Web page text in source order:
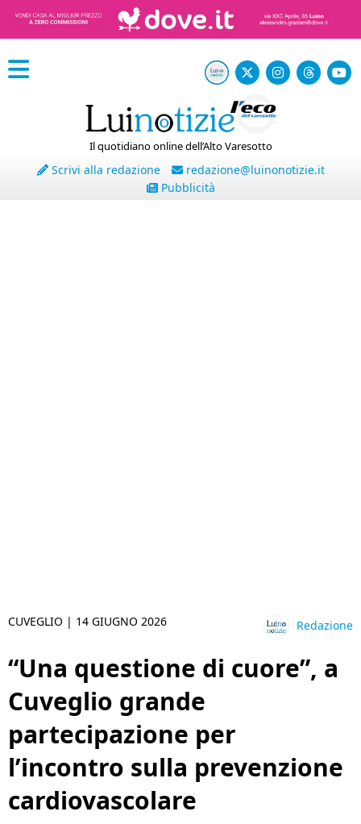
Il quotidiano online dell’Alto Varesotto
Scrivi alla redazione
redazione@luinonotizie.it
Pubblicità
CUVEGLIO | 14 GIUGNO 2026 Redazione
“Una questione di cuore”, a
Cuveglio grande
partecipazione per
l’incontro sulla prevenzione
cardiovascolare